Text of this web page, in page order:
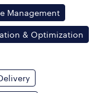
Management
& Optimization